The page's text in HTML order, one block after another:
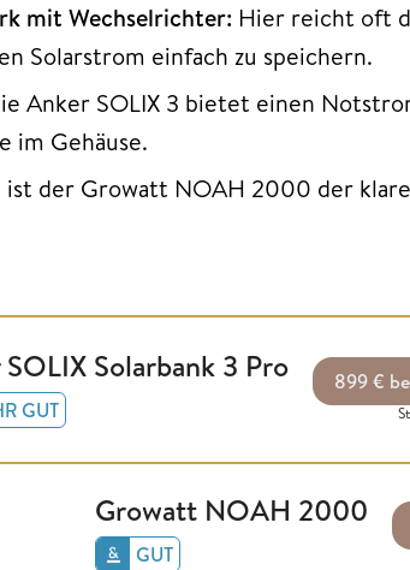
mit Wechselrichter: Hier reicht oft
Solarstrom einfach zu speichern.
Anker SOLIX 3 bietet einen
im Gehäuse.
ist der Growatt NOAH 2000 der
Solarbank 3 Pro
GUT
899 €
Growatt NOAH 2000
GUT